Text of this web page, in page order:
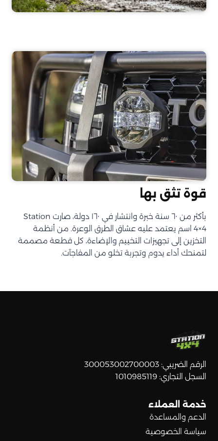
قوة تثق بها
بأكثر من ٦٠ سنة خبرة وانتشار في ١٦٠ دولة، صارت Station
4×4 اسم يعتمد عليه عشاق الطرق الوعرة. من أنظمة
التخزين إلى تجهيزات التخييم والإضاءة، كل قطعة مصممة
لتمنحك أداء يدوم وتجربة تخلو من المفاجآت.
الرقم الضريبي: 300053002700003
السجل التجاري: 1010985119
خدمة العملاء
الدعم والمساعدة
سياسة الخصوصية